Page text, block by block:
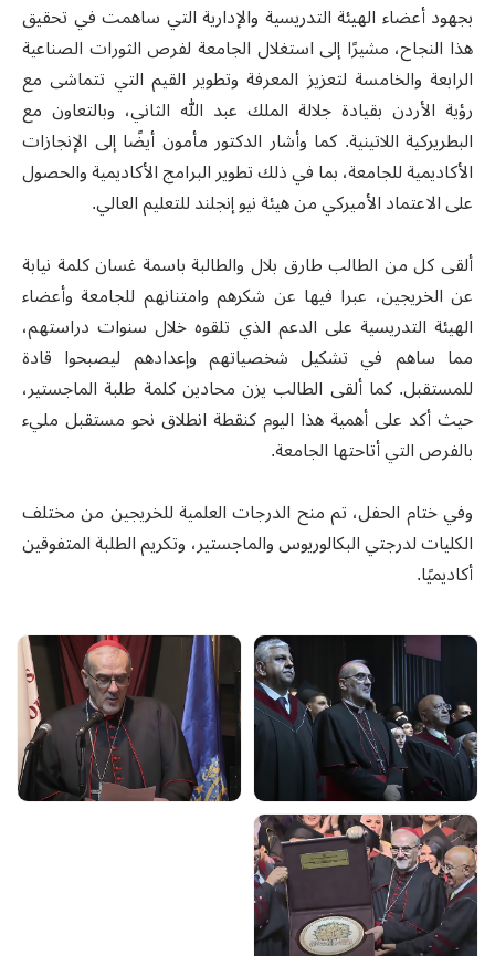
بجهود أعضاء الهيئة التدريسية والإدارية التي ساهمت في تحقيق
هذا النجاح، مشيرًا إلى استغلال الجامعة لفرص الثورات الصناعية
الرابعة والخامسة لتعزيز المعرفة وتطوير القيم التي تتماشى مع
رؤية الأردن بقيادة جلالة الملك عبد الله الثاني، وبالتعاون مع
البطريركية اللاتينية. كما وأشار الدكتور مأمون أيضًا إلى الإنجازات
الأكاديمية للجامعة، بما في ذلك تطوير البرامج الأكاديمية والحصول
على الاعتماد الأميركي من هيئة نيو إنجلند للتعليم العالي.
ألقى كل من الطالب طارق بلال والطالبة باسمة غسان كلمة نيابة
عن الخريجين، عبرا فيها عن شكرهم وامتنانهم للجامعة وأعضاء
الهيئة التدريسية على الدعم الذي تلقوه خلال سنوات دراستهم،
مما ساهم في تشكيل شخصياتهم وإعدادهم ليصبحوا قادة
للمستقبل. كما ألقى الطالب يزن محادين كلمة طلبة الماجستير،
حيث أكد على أهمية هذا اليوم كنقطة انطلاق نحو مستقبل مليء
بالفرص التي أتاحتها الجامعة.
وفي ختام الحفل، تم منح الدرجات العلمية للخريجين من مختلف
الكليات لدرجتي البكالوريوس والماجستير، وتكريم الطلبة المتفوقين
أكاديميًا.